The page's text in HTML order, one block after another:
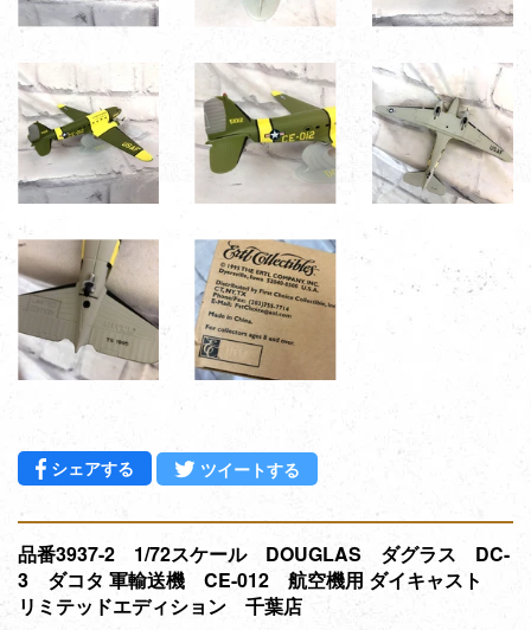
シェアする Facebookでシェアする
ツイートする
品番3937-2 1/72スケール DOUGLAS ダグラス DC-
3 ダコタ 軍輸送機 CE-012 航空機用 ダイキャスト
リミテッドエディション 千葉店